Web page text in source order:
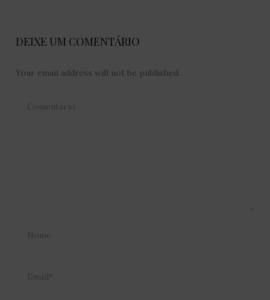
DEIXE UM COMENTÁRIO
Your email address will not be published.